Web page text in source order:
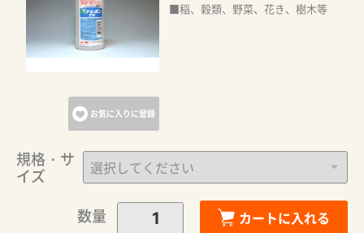
お気に入りに登録
■稲、穀類、野菜、花き、樹木等
規格・サ
イズ
数量
カートに入れる